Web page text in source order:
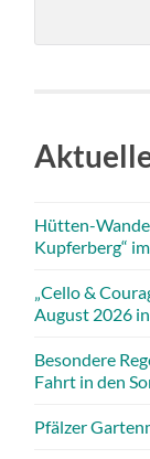
Hütten-
Kupferberg“
„Cello &
August 2026
Besondere
Fahrt in den
Pfälzer